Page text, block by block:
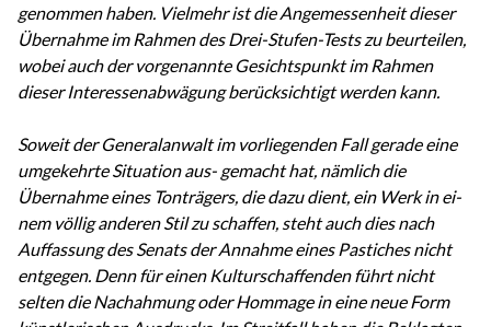
genommen haben. Vielmehr ist die Angemessenheit dieser
Übernahme im Rahmen des Drei-Stufen-Tests zu beurteilen,
wobei auch der vorgenannte Gesichtspunkt im Rahmen
dieser Interessenabwägung berücksichtigt werden kann.
Soweit der Generalanwalt im vorliegenden Fall gerade eine
umgekehrte Situation aus- gemacht hat, nämlich die
Übernahme eines Tonträgers, die dazu dient, ein Werk in ei-
nem völlig anderen Stil zu schaffen, steht auch dies nach
Auffassung des Senats der Annahme eines Pastiches nicht
entgegen. Denn für einen Kulturschaffenden führt nicht
selten die Nachahmung oder Hommage in eine neue Form